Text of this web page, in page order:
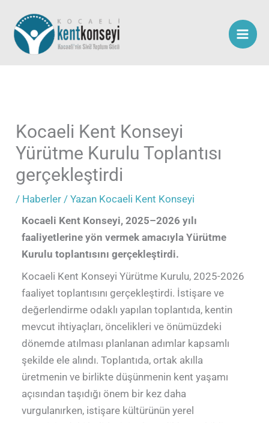
atla
Kocaeli Kent Konseyi
Yürütme Kurulu Toplantısı
gerçekleştirdi
/ Haberler / Yazan Kocaeli Kent Konseyi
Kocaeli Kent Konseyi, 2025–2026 yılı
faaliyetlerine yön vermek amacıyla Yürütme
Kurulu toplantısını gerçekleştirdi.
Kocaeli Kent Konseyi Yürütme Kurulu, 2025-2026
faaliyet toplantısını gerçekleştirdi. İstişare ve
değerlendirme odaklı yapılan toplantıda, kentin
mevcut ihtiyaçları, öncelikleri ve önümüzdeki
dönemde atılması planlanan adımlar kapsamlı
şekilde ele alındı. Toplantıda, ortak akılla
üretmenin ve birlikte düşünmenin kent yaşamı
açısından taşıdığı önem bir kez daha
vurgulanırken, istişare kültürünün yerel